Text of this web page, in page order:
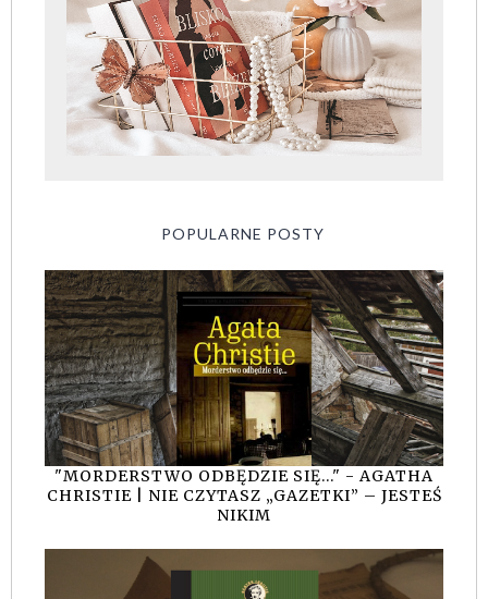
POPULARNE POSTY
"MORDERSTWO ODBĘDZIE SIĘ..." - AGATHA
CHRISTIE | NIE CZYTASZ „GAZETKI” – JESTEŚ
NIKIM